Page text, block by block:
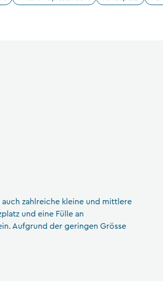
zahlreiche kleine und mittlere
und eine Fülle an
Aufgrund der geringen Grösse